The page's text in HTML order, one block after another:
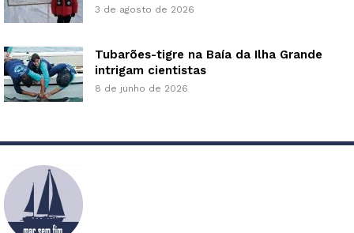
3 de agosto de 2026
Tubarões-tigre na Baía da Ilha Grande
intrigam cientistas
8 de junho de 2026